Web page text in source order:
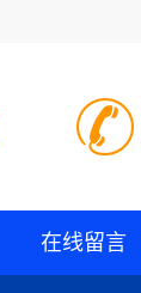
在线留言